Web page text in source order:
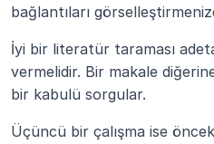
bağlantıları
İyi bir literatür taraması
vermelidir. Bir makale
bir kabulü sorgular.
Üçüncü bir çalışma ise